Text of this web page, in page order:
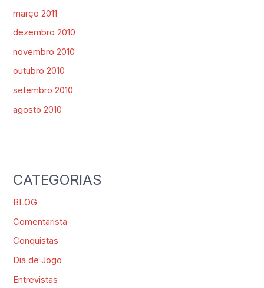
março 2011
dezembro 2010
novembro 2010
outubro 2010
setembro 2010
agosto 2010
CATEGORIAS
BLOG
Comentarista
Conquistas
Dia de Jogo
Entrevistas